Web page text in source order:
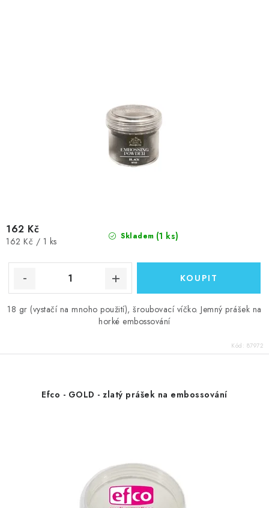
Skladem (1 ks)
162 Kč
Měrná
162 Kč / 1 ks
18 gr (vystačí na mnoho použití), šroubovací víčko. Jemný prášek na
horké embossování
Kód: 87972
Efco - GOLD - zlatý prášek na embossování